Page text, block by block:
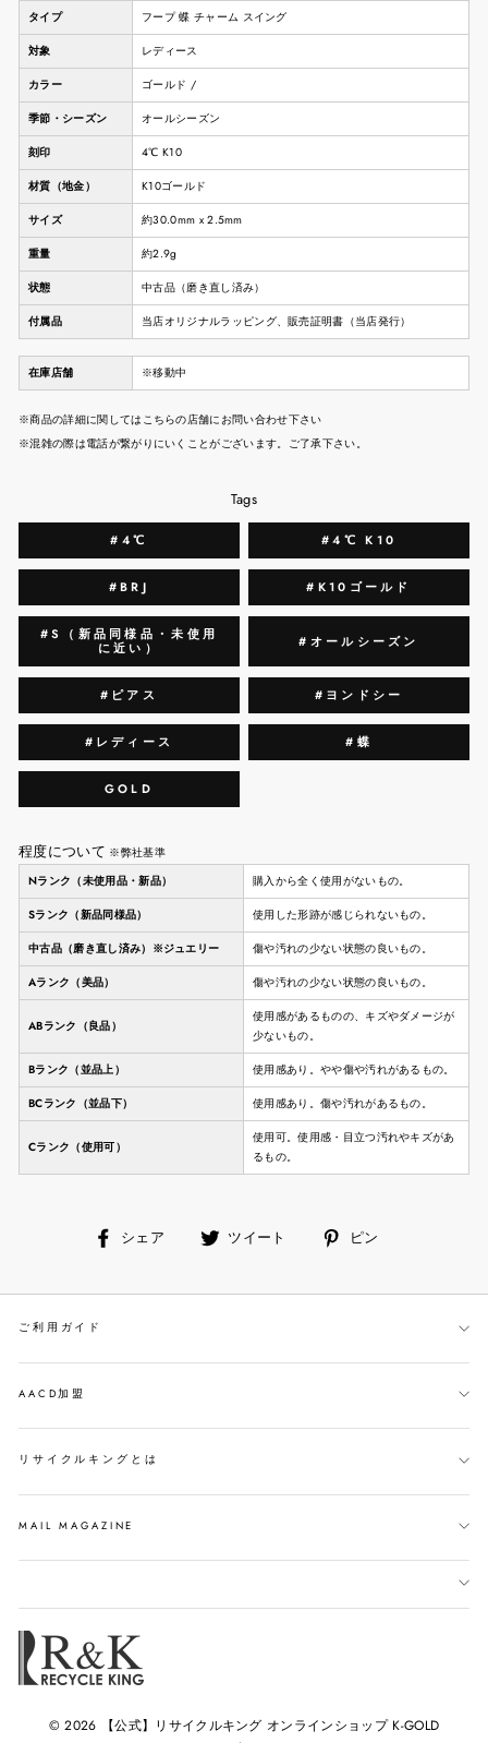
タイプ フープ 蝶 チャーム スイング
対象 レディース
カラー ゴールド /
季節・シーズン オールシーズン
刻印 4℃ K10
材質（地金） K10ゴールド
サイズ 約30.0mm x 2.5mm
重量 約2.9g
状態 中古品（磨き直し済み）
付属品 当店オリジナルラッピング、販売証明書（当店発行）
在庫店舗 ※移動中
※商品の詳細に関してはこちらの店舗にお問い合わせ下さい
※混雑の際は電話が繋がりにいくことがございます。ご了承下さい。
Tags
#4℃ #4℃ K10
#BRJ #K10ゴールド
#S（新品同様品・未使用
に近い）
#オールシーズン
#ピアス #ヨンドシー
#レディース #蝶
GOLD
程度について ※弊社基準
Nランク（未使用品・新品）
購入から全く使用がないもの。
Sランク（新品同様品） 使用した形跡が感じられないもの。
中古品（磨き直し済み）※ジュエリー 傷や汚れの少ない状態の良いもの。
Aランク（美品） 傷や汚れの少ない状態の良いもの。
ABランク（良品）
使用感があるものの、キズやダメージが
少ないもの。
Bランク（並品上） 使用感あり。やや傷や汚れがあるもの。
BCランク（並品下） 使用感あり。傷や汚れがあるもの。
Cランク（使用可）
使用可。使用感・目立つ汚れやキズがあ
るもの。
シェア
facebookツイート ピン
ご利用ガイド
AACD加盟
リサイクルキングとは
MAIL MAGAZINE
© 2026 【公式】リサイクルキング オンラインショップ K-GOLD